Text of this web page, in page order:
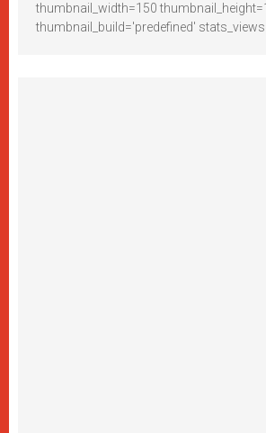
thumbnail_width=150
thumbnail_build='predefined'